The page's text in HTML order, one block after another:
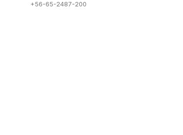
+56-65-2487-200